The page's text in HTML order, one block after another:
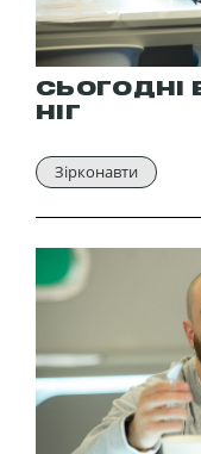
СЬОГОДНІ
НІГ
Зірконавти